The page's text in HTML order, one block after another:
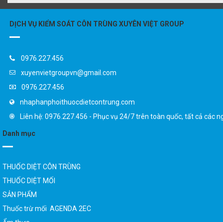
DỊCH VỤ KIỂM SOÁT CÔN TRÙNG XUYÊN VIỆT GROUP
Liên hệ: 0976.227.456 - Phục vụ 24/7 trên toàn quốc, tất cả các
THUỐC DIỆT CÔN TRÙNG
THUỐC DIỆT MỐI
SẢN PHẨM
Thuốc trừ mối AGENDA 2EC
Ẩm thực